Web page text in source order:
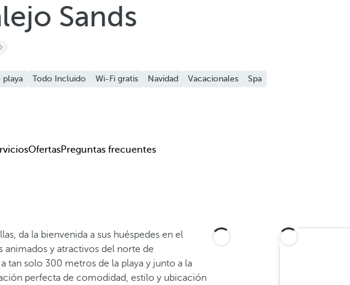
Sands
playa Todo Incluido Wi-Fi gratis Navidad Vacacionales Spa
OfertasPreguntas frecuentes
da la bienvenida a sus huéspedes en el
y atractivos del norte de
tan solo 300 metros de la playa y junto a la
perfecta de comodidad, estilo y ubicación